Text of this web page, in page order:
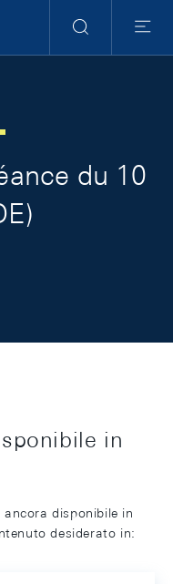
Ricerca
Menu
du 10
in
ancora disponibile in
desiderato in: